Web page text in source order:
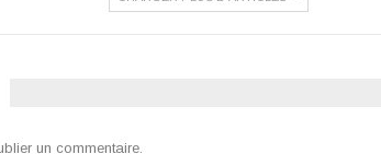
un commentaire.